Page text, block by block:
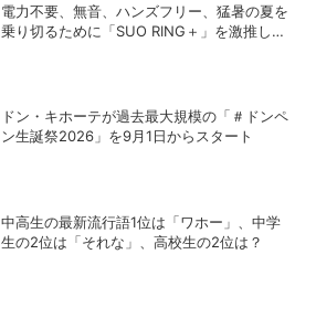
電力不要、無音、ハンズフリー、猛暑の夏を
乗り切るために「SUO RING＋」を激推しし
ドン・キホーテが過去最大規模の「＃ドンペ
ン生誕祭2026」を9月1日からスタート
中高生の最新流行語1位は「ワホー」、中学
生の2位は「それな」、高校生の2位は？